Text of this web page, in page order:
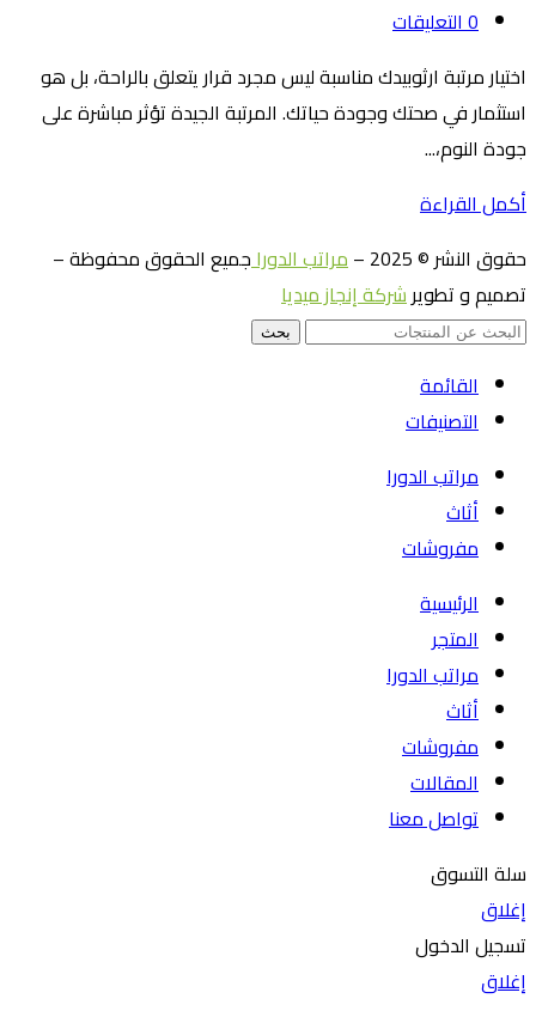
0التعليقات
اختيار مرتبة ارثوبيدك مناسبة ليس مجرد قرار يتعلق بالراحة، بل هو
استثمار في صحتك وجودة حياتك. المرتبة الجيدة تؤثر مباشرة على
جودة النوم،...
أكمل القراءة
حقوق النشر © 2025 –
مراتب الدوراجميع الحقوق محفوظة –
تصميم و تطويرشركة إنجاز ميديا
بحث
القائمة
التصنيفات
مراتب الدورا
أثاث
مفروشات
الرئيسية
المتجر
مراتب الدورا
أثاث
مفروشات
المقالات
تواصل معنا
سلة التسوق
إغلاق
تسجيل الدخول
إغلاق